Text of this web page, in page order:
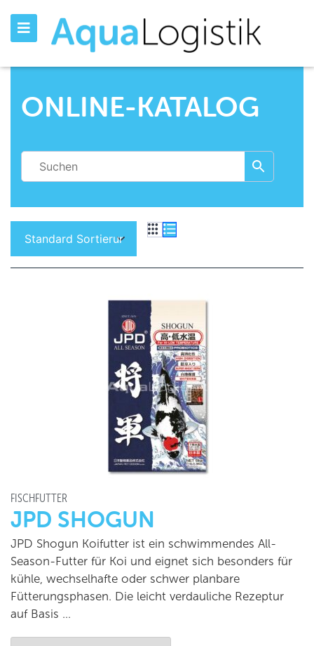
ONLINE-KATALOG
FISCHFUTTER
JPD SHOGUN
JPD Shogun Koifutter ist ein schwimmendes All-
Season-Futter für Koi und eignet sich besonders für
kühle, wechselhafte oder schwer planbare
Fütterungsphasen. Die leicht verdauliche Rezeptur
auf Basis …